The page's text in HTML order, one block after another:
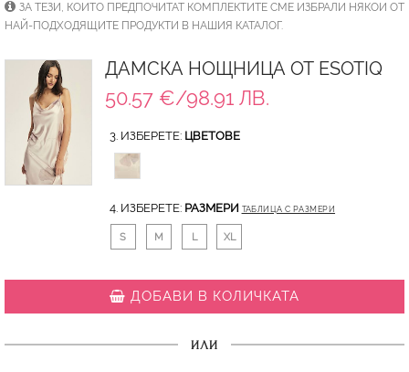
ЗА ТЕЗИ, КОИТО ПРЕДПОЧИТАТ КОМПЛЕКТИТЕ СМЕ ИЗБРАЛИ НЯКОИ ОТ
НАЙ-ПОДХОДЯЩИТЕ ПРОДУКТИ В НАШИЯ КАТАЛОГ.
ДАМСКА НОЩНИЦА ОТ ESOTIQ
50.57 €/98.91 ЛВ.
3. ИЗБЕРЕТЕ: ЦВЕТОВЕ
4. ИЗБЕРЕТЕ: РАЗМЕРИ ТАБЛИЦА С РАЗМЕРИ
S M L XL
ДОБАВИ В КОЛИЧКАТА
ИЛИ